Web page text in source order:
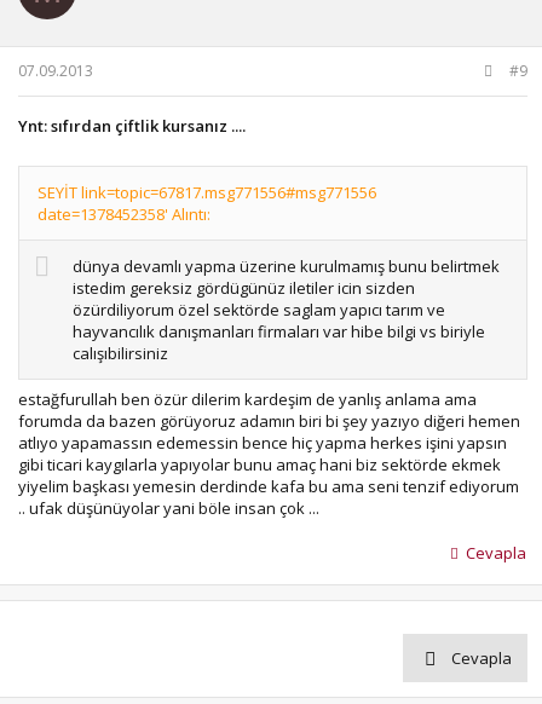
07.09.2013 #9
Ynt: sıfırdan çiftlik kursanız ....
SEYİT link=topic=67817.msg771556#msg771556
date=1378452358' Alıntı:
dünya devamlı yapma üzerine kurulmamış bunu belirtmek
istedim gereksiz gördügünüz iletiler icin sizden
özürdiliyorum özel sektörde saglam yapıcı tarım ve
hayvancılık danışmanları firmaları var hibe bilgi vs biriyle
calışıbilirsiniz
estağfurullah ben özür dilerim kardeşim de yanlış anlama ama
forumda da bazen görüyoruz adamın biri bi şey yazıyo diğeri hemen
atlıyo yapamassın edemessin bence hiç yapma herkes işini yapsın
gibi ticari kaygılarla yapıyolar bunu amaç hani biz sektörde ekmek
yiyelim başkası yemesin derdinde kafa bu ama seni tenzif ediyorum
.. ufak düşünüyolar yani böle insan çok ...
Cevapla
Cevapla